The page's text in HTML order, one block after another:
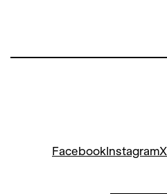
FacebookInstagramX